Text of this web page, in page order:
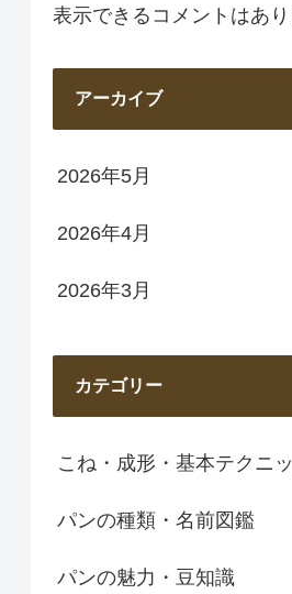
表示できるコメントはあり
アーカイブ
2026年5月
2026年4月
2026年3月
カテゴリー
こね・成形・基本テクニ
パンの種類・名前図鑑
パンの魅力・豆知識